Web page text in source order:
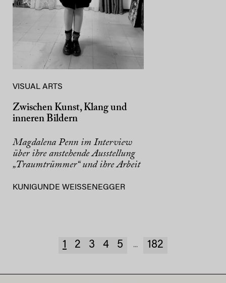
VISUAL ARTS
Zwischen Kunst, Klang und
inneren Bildern
Magdalena Penn im Interview
über ihre anstehende Ausstellung
„Traumtrümmer“ und ihre Arbeit
KUNIGUNDE WEISSENEGGER
1 2 3 4 5 ... 182